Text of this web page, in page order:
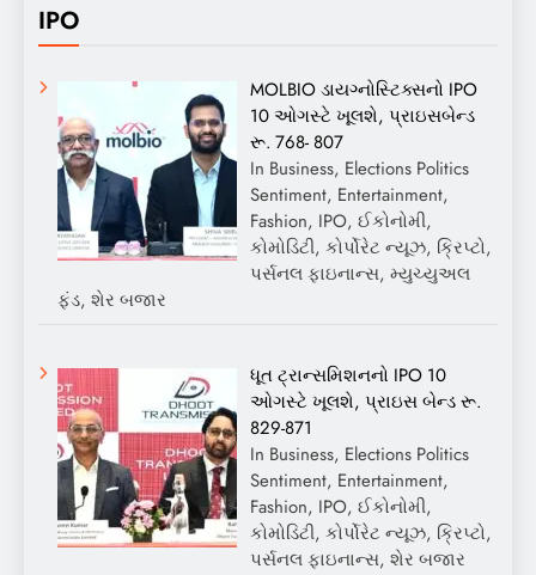
IPO
MOLBIO ડાયગ્નોસ્ટિક્સનો IPO
10 ઓગસ્ટે ખૂલશે, પ્રાઇસબેન્ડ
રૂ. 768- 807
In Business, Elections Politics
Sentiment, Entertainment,
Fashion, IPO, ઈકોનોમી,
કોમોડિટી, કોર્પોરેટ ન્યૂઝ, ક્રિપ્ટો,
પર્સનલ ફાઇનાન્સ, મ્યુચ્યુઅલ
ફંડ, શેર બજાર
ધૂત ટ્રાન્સમિશનનો IPO 10
ઓગસ્ટે ખૂલશે, પ્રાઇસ બેન્ડ રૂ.
829-871
In Business, Elections Politics
Sentiment, Entertainment,
Fashion, IPO, ઈકોનોમી,
કોમોડિટી, કોર્પોરેટ ન્યૂઝ, ક્રિપ્ટો,
પર્સનલ ફાઇનાન્સ, શેર બજાર